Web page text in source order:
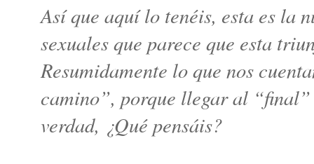
Así que aquí lo tenéis, esta es la
sexuales que parece que esta
Resumidamente lo que nos
camino”, porque llegar al
verdad, ¿Qué pensáis?